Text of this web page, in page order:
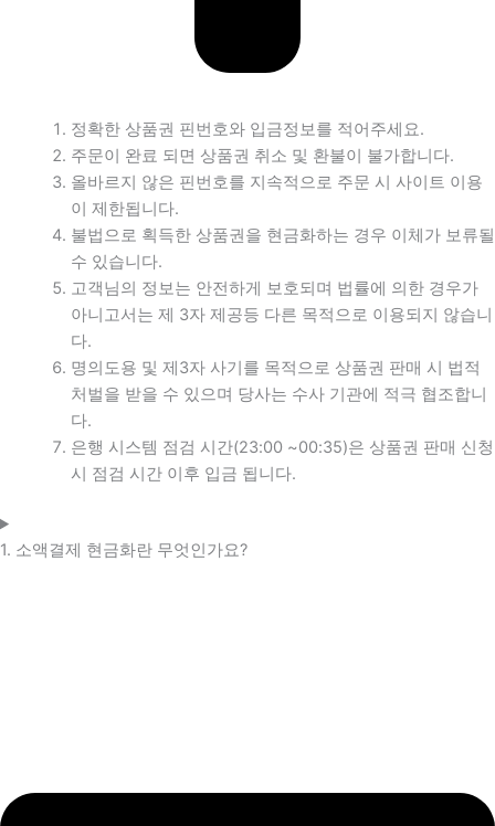
정확한 상품권 핀번호와 입금정보를 적어주세요.
주문이 완료 되면 상품권 취소 및 환불이 불가합니다.
올바르지 않은 핀번호를 지속적으로 주문 시 사이트 이용
이 제한됩니다.
불법으로 획득한 상품권을 현금화하는 경우 이체가 보류될
수 있습니다.
고객님의 정보는 안전하게 보호되며 법률에 의한 경우가
아니고서는 제 3자 제공등 다른 목적으로 이용되지 않습니
다.
명의도용 및 제3자 사기를 목적으로 상품권 판매 시 법적
처벌을 받을 수 있으며 당사는 수사 기관에 적극 협조합니
다.
은행 시스템 점검 시간(23:00 ~00:35)은 상품권 판매 신청
시 점검 시간 이후 입금 됩니다.
1. 소액결제 현금화란 무엇인가요?